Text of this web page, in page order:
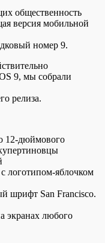
общественность
версия мобильной
номер 9.
9, мы собрали
релиза.
12-дюймового
логотипом-яблочком
шрифт San Francisco.
экранах любого